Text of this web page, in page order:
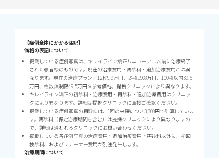
【症例全体にかかる注記】
価格の表記について
掲載している症例写真は、キレイライン矯正リニューアル以前に治療終了
された患者様のものです。現在の治療費用・再診料・追加治療費用とは異
なります。現在の治療プラン／12枚9.9万円、24枚19.8万円、100枚以内39.6
万円、枚数無制限49.5万円※参考価格。提携クリニックにより異なります。
キレイライン矯正の初診料・治療費用・再診料・追加治療費用はクリニッ
クにより異なります。詳細は提携クリニックに直接ご確認ください。
掲載している症例写真の再診料は、1回の来院につき3,300円で計算していま
す。再診料（保定治療期間を含む）は提携クリニックにより異なりますの
で、詳細は通われるクリニックにお問い合わせください。
掲載している各症例写真の治療費用・追加治療費用・再診料以外に、初回
検診料、およびリテーナー費用が別途発生します。
治療期間について